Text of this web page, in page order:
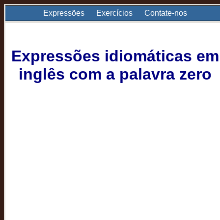
Expressões Exercícios Contate-nos
Expressões idiomáticas em
inglês com a palavra zero